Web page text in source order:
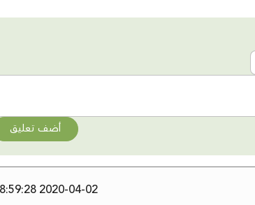
أضف تعليق
2020-04-02 18:59:28